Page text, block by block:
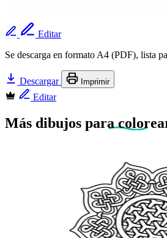
Editar
Se descarga en formato A4 (PDF), lista
Descargar Imprimir
Editar
Más dibujos para